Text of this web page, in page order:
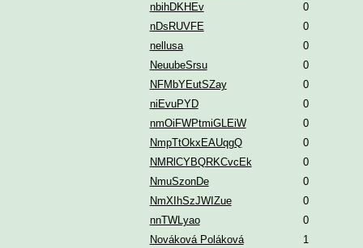
nbihDKHEv
0
nDsRUVFE
0
nellusa
0
NeuubeSrsu
0
NFMbYEutSZay
0
niEvuPYD
0
nmOiFWPtmiGLEiW
0
NmpTtOkxEAUqgQ
0
NMRlCYBQRKCvcEk
0
NmuSzonDe
0
NmXIhSzJWIZue
0
nnTWLyao
0
Nováková Poláková
1